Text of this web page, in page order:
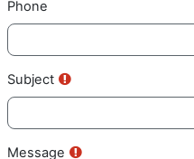
Phone
Subject
Message